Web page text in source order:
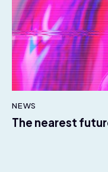
NEWS
The nearest